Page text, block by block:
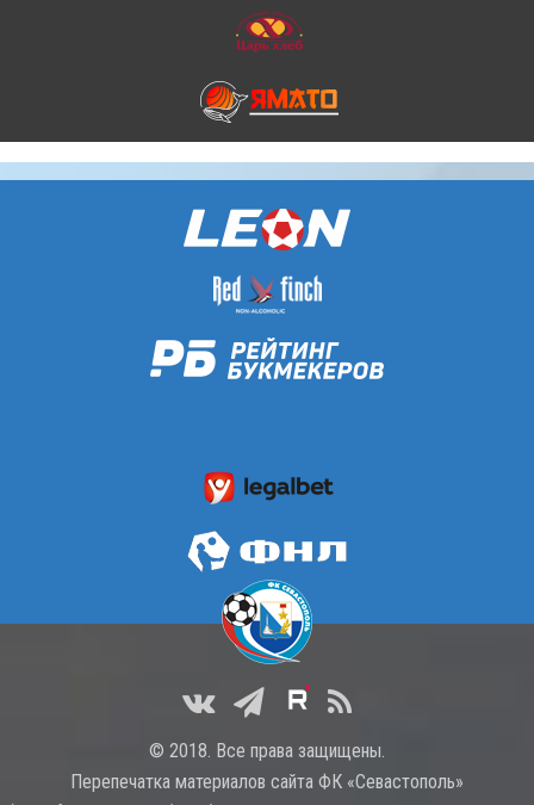
© 2018. Все права защищены.
Перепечатка материалов сайта ФК «Севастополь»